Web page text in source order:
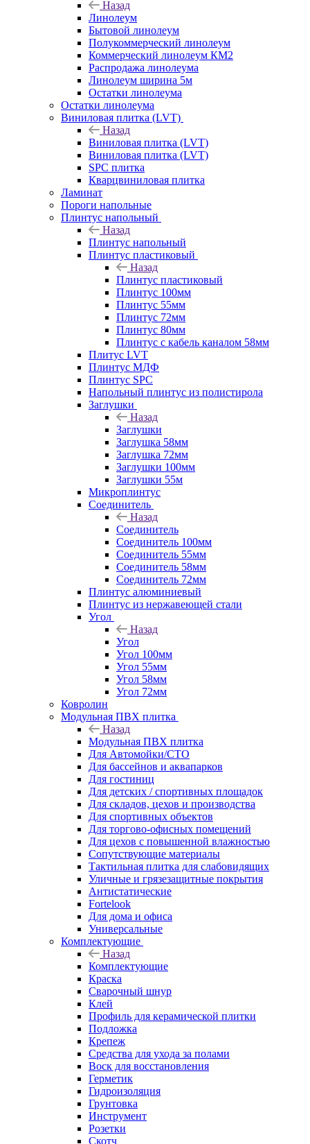
Назад
Линолеум
Бытовой линолеум
Полукоммерческий линолеум
Коммерческий линолеум КМ2
Распродажа линолеума
Линолеум ширина 5м
Остатки линолеума
Остатки линолеума
Виниловая плитка (LVT)
Назад
Виниловая плитка (LVT)
Виниловая плитка (LVT)
SPC плитка
Кварцвиниловая плитка
Ламинат
Пороги напольные
Плинтус напольный
Назад
Плинтус напольный
Плинтус пластиковый
Назад
Плинтус пластиковый
Плинтус 100мм
Плинтус 55мм
Плинтус 72мм
Плинтус 80мм
Плинтус с кабель каналом 58мм
Плитус LVT
Плинтус МДФ
Плинтус SPC
Напольный плинтус из полистирола
Заглушки
Назад
Заглушки
Заглушка 58мм
Заглушка 72мм
Заглушки 100мм
Заглушки 55м
Микроплинтус
Соединитель
Назад
Соединитель
Соединитель 100мм
Соединитель 55мм
Соединитель 58мм
Соединитель 72мм
Плинтус алюминиевый
Плинтус из нержавеющей стали
Угол
Назад
Угол
Угол 100мм
Угол 55мм
Угол 58мм
Угол 72мм
Ковролин
Модульная ПВХ плитка
Назад
Модульная ПВХ плитка
Для Автомойки/СТО
Для бассейнов и аквапарков
Для гостиниц
Для детских / спортивных площадок
Для складов, цехов и производства
Для спортивных объектов
Для торгово-офисных помещений
Для цехов с повышенной влажностью
Сопутствующие материалы
Тактильная плитка для слабовидящих
Уличные и грязезащитные покрытия
Антистатические
Fortelook
Для дома и офиса
Универсальные
Комплектующие
Назад
Комплектующие
Краска
Сварочный шнур
Клей
Профиль для керамической плитки
Подложка
Крепеж
Средства для ухода за полами
Воск для восстановления
Герметик
Гидроизоляция
Грунтовка
Инструмент
Розетки
Скотч